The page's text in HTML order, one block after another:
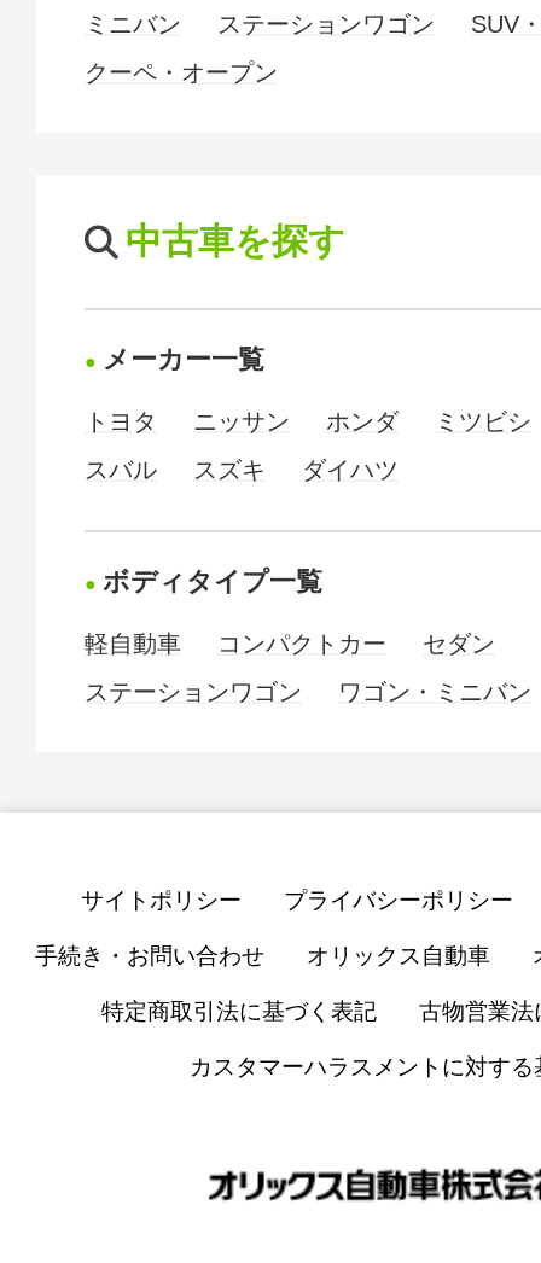
ミニバン
ステーションワゴン
SUV
クーペ・オープン
中古車を探す
メーカー一覧
トヨタ ニッサン ホンダ
ミツビシ
スバル
スズキ ダイハツ
ボディタイプ一覧
軽自動車 コンパクトカー
セダン
ステーションワゴン
ワゴン・ミニバン
サイトポリシー プライバシーポリシー
手続き・お問い合わせ オリックス自動車
特定商取引法に基づく表記 古物営業法
カスタマーハラスメントに対する